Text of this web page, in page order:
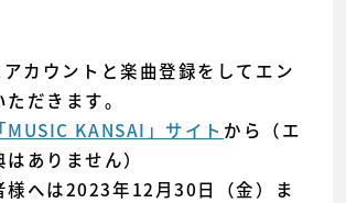
アカウントと楽曲登録をしてエン
だきます。
「MUSIC KANSAI」サイト から（エ
ありません）
へは2023年12月30日（金）ま